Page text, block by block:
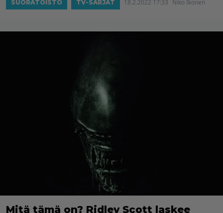
SUORATOISTO TV-SARJAT 18.2.2022 17:33 Niko Ikonen
Mitä tämä on? Ridley Scott laskee